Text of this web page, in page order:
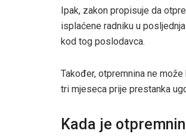
Ipak, zakon propisuje da
isplaćene radniku u
kod tog poslodavca.
Također, otpremnina ne
tri mjeseca prije prestanka
Kada je